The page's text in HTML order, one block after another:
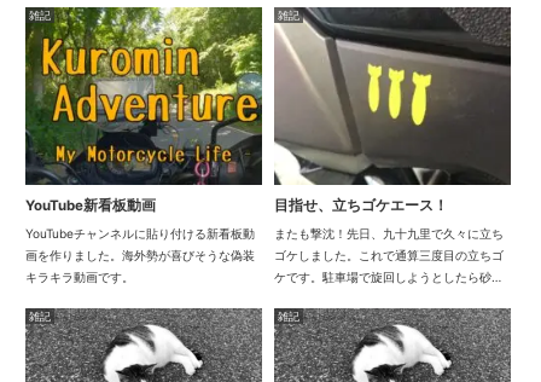
雑記
YouTube新看板動画
YouTubeチャンネルに貼り付ける新看板動
画を作りました。海外勢が喜びそうな偽装
キラキラ動画です。
雑記
目指せ、立ちゴケエース！
またも撃沈！先日、九十九里で久々に立ち
ゴケしました。これで通算三度目の立ちゴ
ケです。駐車場で旋回しようとしたら砂地
心霊スポットを訪れた後なのでバチが当た
ったのかも…？（怖）というわけで不本意
ですが、立ち...
雑記 雑記